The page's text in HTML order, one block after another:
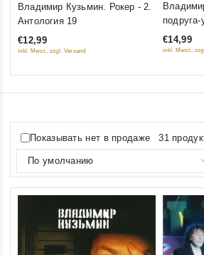
5
Владимир Кузьмин. Рокер - 2.
Антология 19
€12,99
inkl. Mwst., zzgl. Versand
5
€14,99
inkl. Mwst.,
Показывать нет в продаже 31